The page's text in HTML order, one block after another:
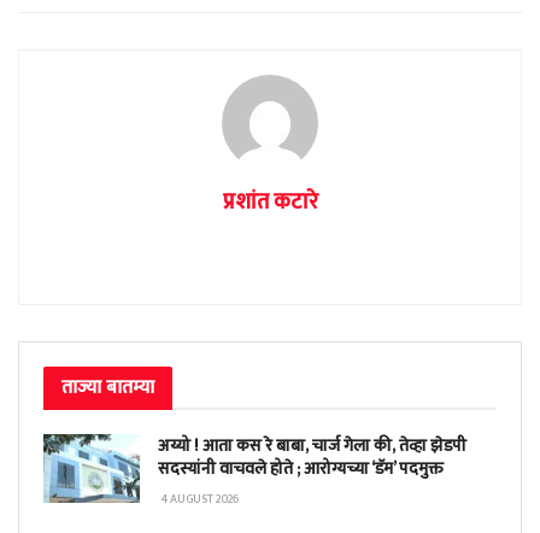
प्रशांत कटारे
ताज्या बातम्या
अय्यो ! आता कस रे बाबा, चार्ज गेला की, तेव्हा झेडपी
सदस्यांनी वाचवले होते ; आरोग्यच्या ‘डॅम’ पदमुक्त
4 AUGUST 2026